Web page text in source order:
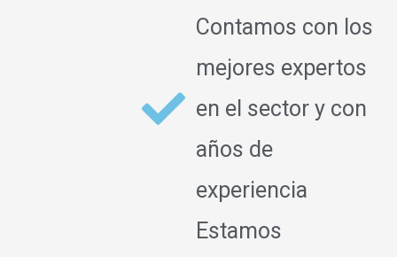
Contamos con los
mejores expertos
en el sector y con
años de
experiencia
Estamos